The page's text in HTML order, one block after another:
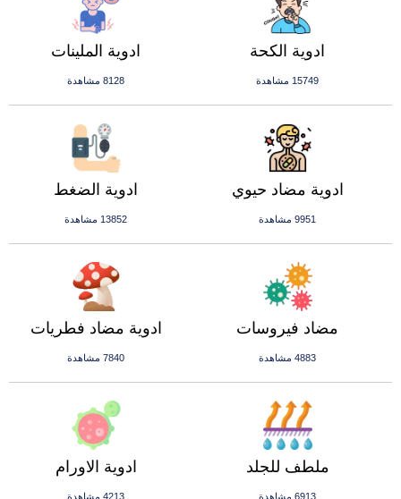
ادوية الملينات
8128 مشاهدة
ادوية الكحة
15749 مشاهدة
ادوية الضغط
13852 مشاهدة
ادوية مضاد حيوي
9951 مشاهدة
ادوية مضاد فطريات
7840 مشاهدة
مضاد فيروسات
4883 مشاهدة
ادوية الاورام
4213 مشاهدة
ملطف للجلد
6913 مشاهدة